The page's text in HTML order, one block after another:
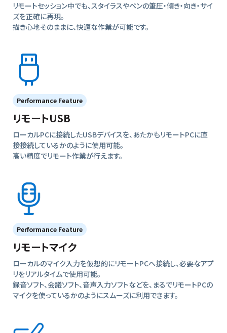
リモートセッション中でも、スタイラスやペンの筆圧・傾き・向き・サイ
ズを正確に再現。
描き心地そのままに、快適な作業が可能です。
Performance Feature
リモートUSB
ローカルPCに接続したUSBデバイスを、あたかもリモートPCに直
接接続しているかのように使用可能。
高い精度でリモート作業が行えます。
Performance Feature
リモートマイク
ローカルのマイク入力を仮想的にリモートPCへ接続し、必要なアプ
リをリアルタイムで使用可能。
録音ソフト、会議ソフト、音声入力ソフトなどを、まるでリモートPCの
マイクを使っているかのようにスムーズに利用できます。